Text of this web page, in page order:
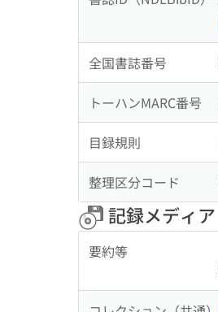
全国書誌番号
トーハンMARC番号
目録規則
整理区分コード
記録メディア
要約等